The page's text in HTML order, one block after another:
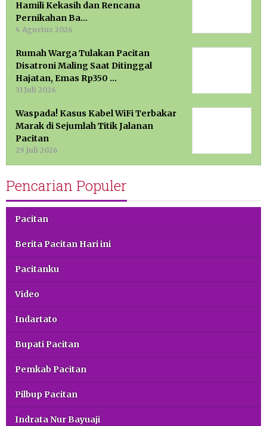
Hamili Kekasih dan Rencana
Pernikahan Ba…
4 Agustus 2026
Rumah Warga Tulakan Pacitan
Disatroni Maling Saat Ditinggal
Hajatan, Emas Rp350 …
31 Juli 2026
Waspada! Kasus Kabel WiFi Terbakar
Marak di Sejumlah Titik Jalanan
Pacitan
29 Juli 2026
Pencarian Populer
Pacitan
Berita Pacitan Hari ini
Pacitanku
Video
Indartato
Bupati Pacitan
Pemkab Pacitan
Pilbup Pacitan
Indrata Nur Bayuaji